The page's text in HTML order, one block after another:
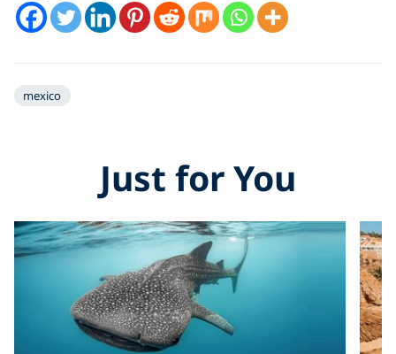
mexico
Just for You